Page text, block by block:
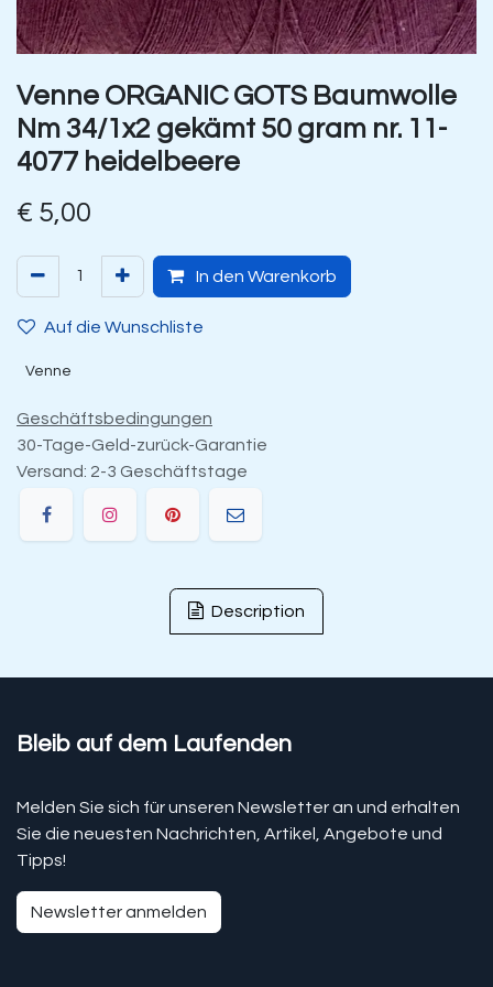
Venne ORGANIC GOTS Baumwolle
Nm 34/1x2 gekämt 50 gram nr. 11-
4077 heidelbeere
€ 5,00
In den Warenkorb
Auf die Wunschliste
Venne
Geschäftsbedingungen
30-Tage-Geld-zurück-Garantie
Versand: 2-3 Geschäftstage
Description
Bleib auf dem Laufenden
Melden Sie sich für unseren Newsletter an und erhalten
Sie die neuesten Nachrichten, Artikel, Angebote und
Tipps!
Newsletter anmelden